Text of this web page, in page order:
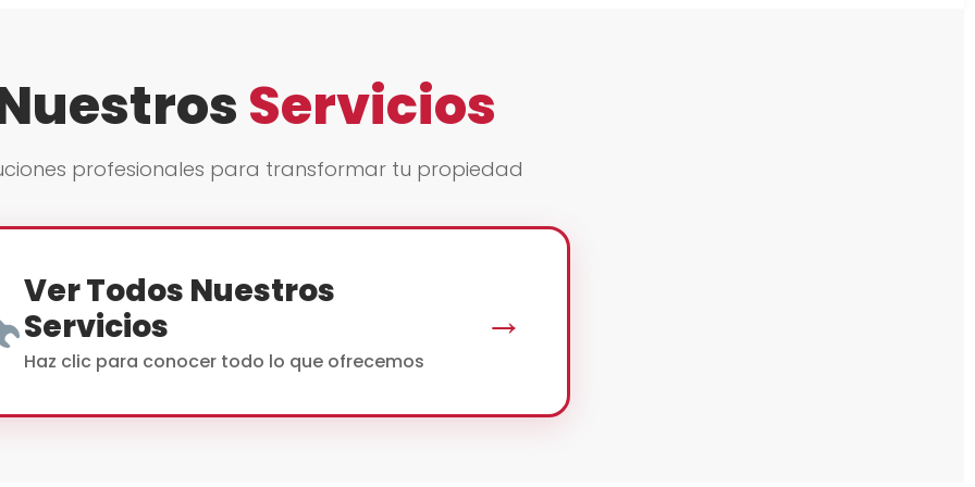
Servicios
profesionales para transformar tu propiedad
Ver Todos Nuestros
Servicios
Haz clic para conocer todo lo que ofrecemos
→